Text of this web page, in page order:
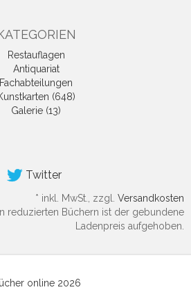
Restauflagen
Antiquariat
Fachabteilungen
(648)
Galerie (13)
Twitter
* inkl. MwSt., zzgl. Versandkosten
reduzierten Büchern ist der gebundene
Ladenpreis aufgehoben.
online 2026